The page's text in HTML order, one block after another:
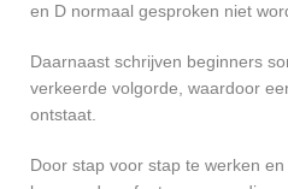
en D normaal gesproken niet
Daarnaast schrijven beginners
verkeerde volgorde, waardoor
ontstaat.
Door stap voor stap te werken